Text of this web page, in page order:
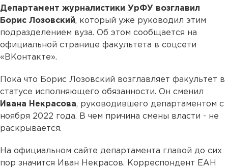
Департамент журналистики УрФУ возглавил
Борис Лозовский, который уже руководил этим
подразделением вуза. Об этом сообщается на
официальной странице факультета в соцсети
«ВКонтакте».
Пока что Борис Лозовский возглавляет факультет в
статусе исполняющего обязанности. Он сменил
Ивана Некрасова, руководившего департаментом с
ноября 2022 года. В чем причина смены власти - не
раскрывается.
На официальном сайте департамента главой до сих
пор значится Иван Некрасов. Корреспондент ЕАН